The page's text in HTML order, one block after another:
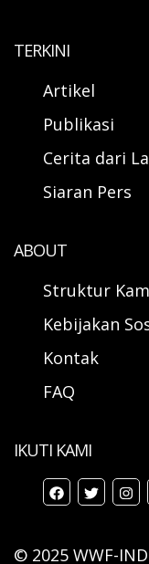
TERKINI
Artikel
Publikasi
Cerita dari
Siaran Pers
ABOUT
Struktur
Kebijakan
Kontak
FAQ
IKUTI KAMI
© 2025 WWF-